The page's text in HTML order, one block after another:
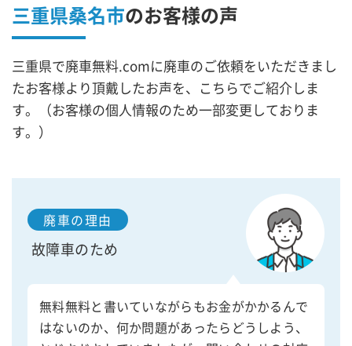
三重県桑名市のお客様の声
三重県で廃車無料.comに廃車のご依頼をいただきまし
たお客様より頂戴したお声を、こちらでご紹介しま
す。（お客様の個人情報のため一部変更しておりま
す。）
廃車の理由
故障車のため
無料無料と書いていながらもお金がかかるんで
はないのか、何か問題があったらどうしよう、